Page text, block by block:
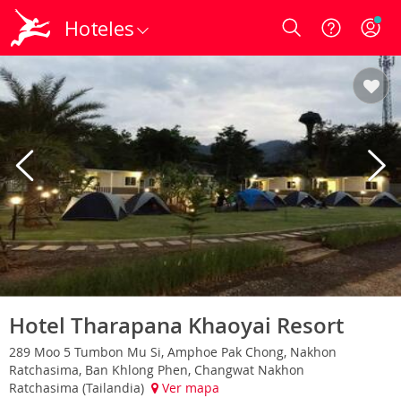
Hoteles Login
Hotel Tharapana Khaoyai Resort
289 Moo 5 Tumbon Mu Si, Amphoe Pak Chong, Nakhon
Ratchasima, Ban Khlong Phen, Changwat Nakhon
Ratchasima (Tailandia)
Ver mapa